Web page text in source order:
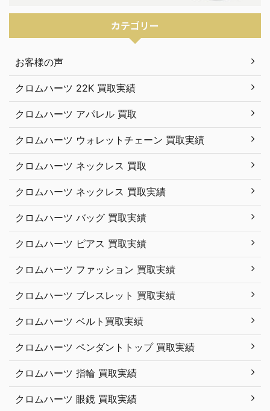
カテゴリー
お客様の声
クロムハーツ 22K 買取実績
クロムハーツ アパレル 買取
クロムハーツ ウォレットチェーン 買取実績
クロムハーツ ネックレス 買取
クロムハーツ ネックレス 買取実績
クロムハーツ バッグ 買取実績
クロムハーツ ピアス 買取実績
クロムハーツ ファッション 買取実績
クロムハーツ ブレスレット 買取実績
クロムハーツ ベルト買取実績
クロムハーツ ペンダントトップ 買取実績
クロムハーツ 指輪 買取実績
クロムハーツ 眼鏡 買取実績